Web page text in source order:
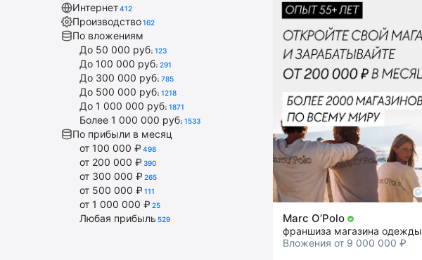
Интернет412
Производство162
По вложениям
До 50 000 руб. 123
До 100 000 руб. 291
До 300 000 руб. 785
До 500 000 руб. 1218
До 1 000 000 руб. 1871
Более 1 000 000 руб. 1533
По прибыли в месяц
от 100 000 ₽ 498
от 200 000 ₽ 390
от 300 000 ₽ 265
от 500 000 ₽ 111
от 1 000 000 ₽ 25
Любая прибыль 529 Marc O’Polo
франшиза магазина одежды
Вложения от 9 000 000 ₽